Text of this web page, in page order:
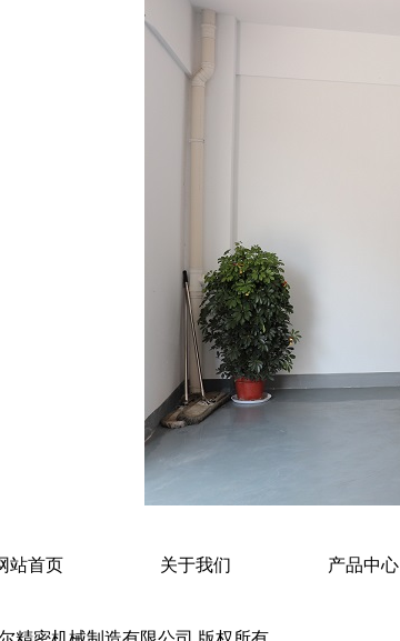
站首页 关于我们 产品中心